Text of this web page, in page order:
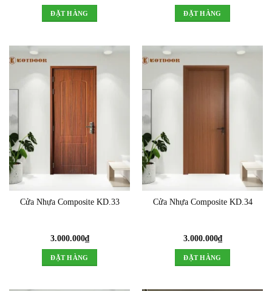
là:
3.200.000₫.
ĐẶT HÀNG ĐẶT HÀNG
Cửa Nhựa Composite KD.33
3.000.000₫
ĐẶT HÀNG
Cửa Nhựa Composite KD.34
3.000.000₫
ĐẶT HÀNG